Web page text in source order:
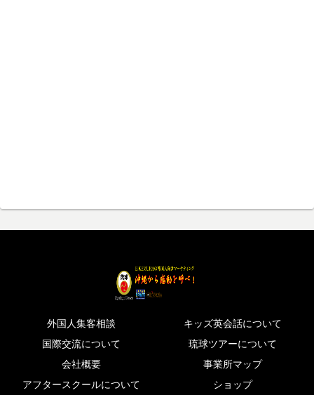
外国人集客相談
キッズ英会話について
国際交流について
琉球ツアーについて
会社概要
事業所マップ
アフタースクールについて
ショップ